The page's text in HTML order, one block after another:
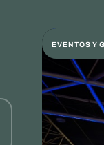
EVENTOS Y